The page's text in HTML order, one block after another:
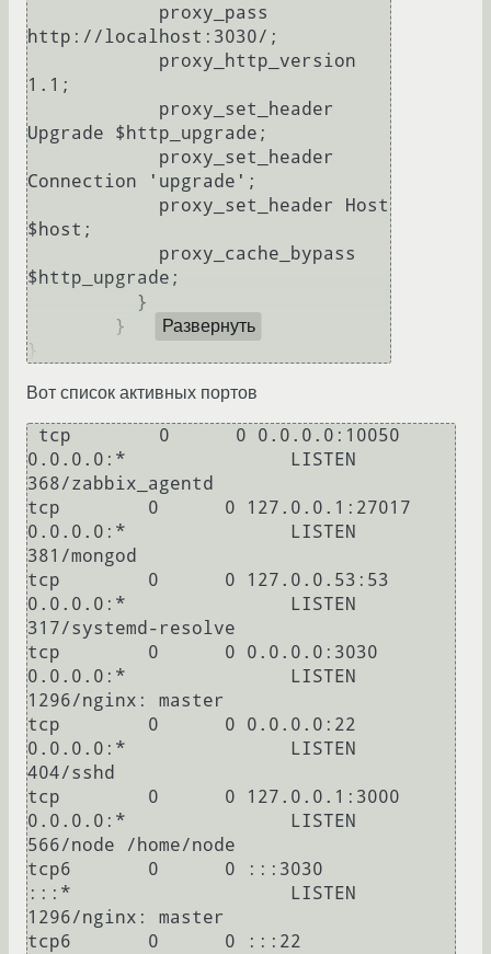
http://localhost:3030/;
1.1;
Upgrade $http_upgrade;
Connection 'upgrade';
$host;
$http_upgrade;
Развернуть
Вот список активных портов
0.0.0.0:*               LISTEN
368/zabbix_agentd
tcp        0      0 127.0.0.1:27017
0.0.0.0:*               LISTEN
381/mongod
tcp        0      0 127.0.0.53:53
0.0.0.0:*               LISTEN
317/systemd-resolve
tcp        0      0 0.0.0.0:3030
0.0.0.0:*               LISTEN
1296/nginx: master
tcp        0      0 0.0.0.0:22
0.0.0.0:*               LISTEN
404/sshd
tcp        0      0 127.0.0.1:3000
0.0.0.0:*               LISTEN
566/node /home/node
tcp6       0      0 :::3030
:::*                    LISTEN
1296/nginx: master
tcp6       0      0 :::22